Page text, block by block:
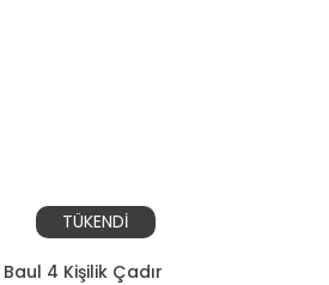
TÜKENDİ
4 Kişilik Çadır